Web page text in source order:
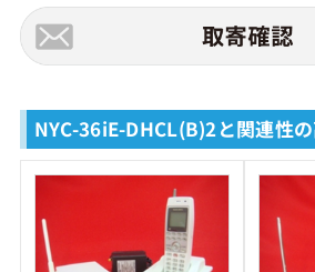
NYC-36iE-DHCL(B)2と関連性